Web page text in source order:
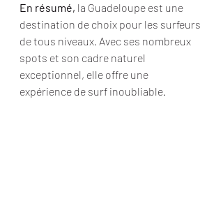
En résumé, la Guadeloupe est une
destination de choix pour les surfeurs
de tous niveaux. Avec ses nombreux
spots et son cadre naturel
exceptionnel, elle offre une
expérience de surf inoubliable.